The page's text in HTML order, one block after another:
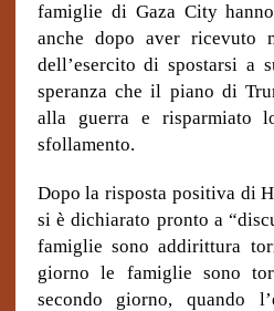
famiglie di Gaza City
anche dopo aver ricevuto
dell’esercito di spostarsi a
speranza che il piano di
alla guerra e risparmiato
sfollamento.
Dopo la risposta positiva di
si è dichiarato pronto a
famiglie sono addirittura
giorno le famiglie sono
secondo giorno, quando